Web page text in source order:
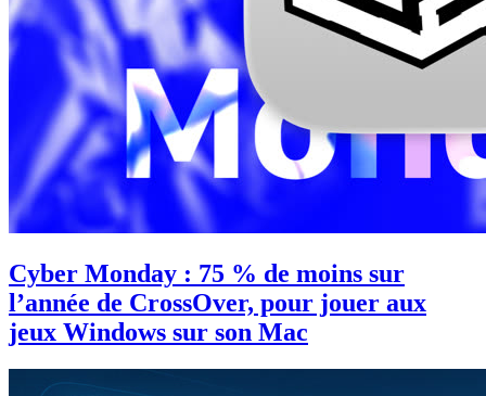
Cyber Monday : 75 % de moins sur
l’année de CrossOver, pour jouer aux
jeux Windows sur son Mac